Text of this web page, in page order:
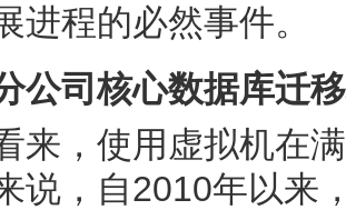
进程的必然事件。
公司核心数据库迁
来，使用虚拟机在
说，自2010年以来